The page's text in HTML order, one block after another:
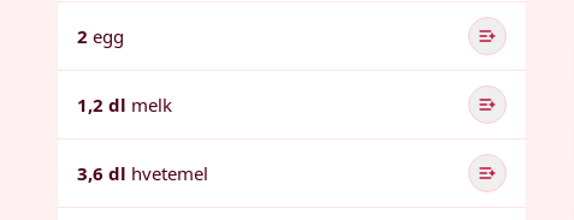
2 egg
1,2 dl melk
3,6 dl hvetemel